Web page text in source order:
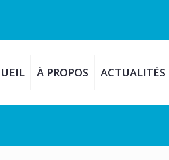
À PROPOS ACTUALITÉS